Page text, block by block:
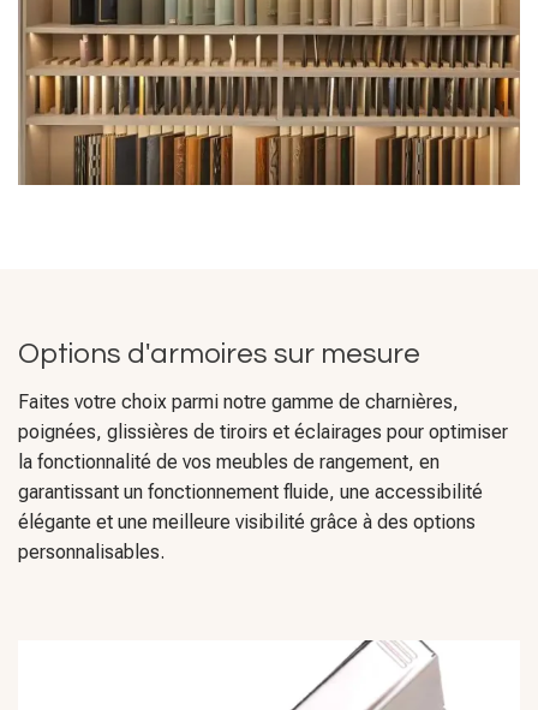
Options d'armoires sur mesure
Faites votre choix parmi notre gamme de charnières,
poignées, glissières de tiroirs et éclairages pour optimiser
la fonctionnalité de vos meubles de rangement, en
garantissant un fonctionnement fluide, une accessibilité
élégante et une meilleure visibilité grâce à des options
personnalisables.